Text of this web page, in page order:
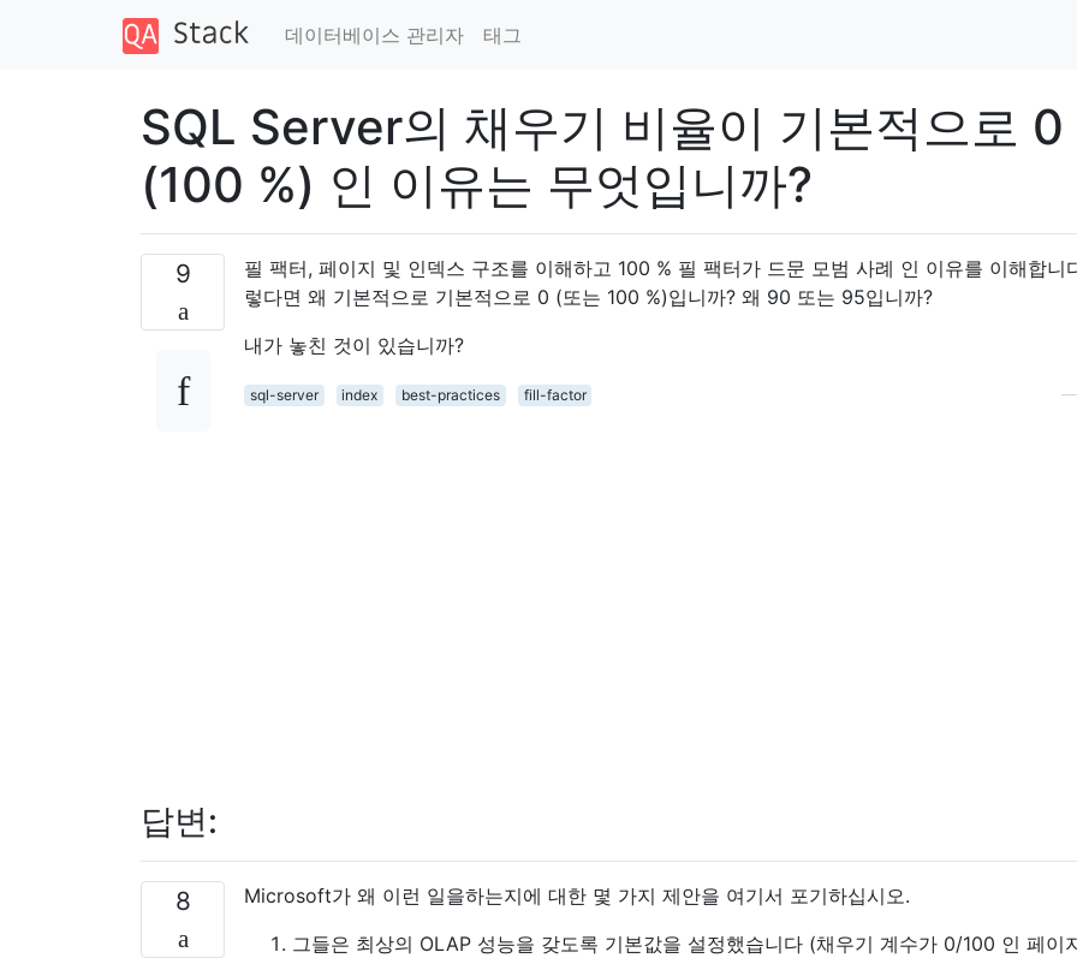
데이터베이스 관리자 태그
SQL Server의 채우기 비율이 기본적으로 0
(100 %) 인 이유는 무엇입니까?
9
필 팩터, 페이지 및 인덱스 구조를 이해하고 100 % 필 팩터가 드문 모범 사례 인 이유를 이해합니
렇다면 왜 기본적으로 기본적으로 0 (또는 100 %)입니까? 왜 90 또는 95입니까?
내가 놓친 것이 있습니까?
sql-server index best-practices fill-factor —
답변:
8
Microsoft가 왜 이런 일을하는지에 대한 몇 가지 제안을 여기서 포기하십시오.
그들은 최상의 OLAP 성능을 갖도록 기본값을 설정했습니다 (채우기 계수가 0/100 인 페이